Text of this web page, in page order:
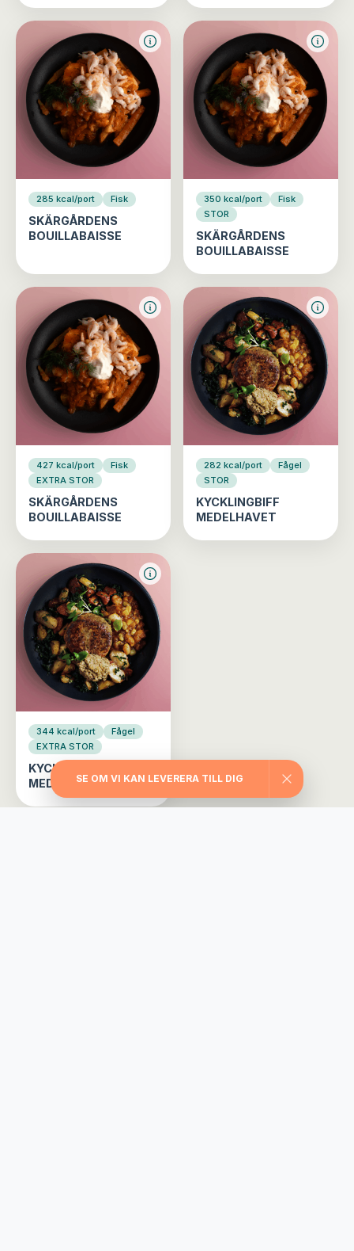
285 kcal/port Fisk
SKÄRGÅRDENS
BOUILLABAISSE
350 kcal/port
Fisk
STOR
SKÄRGÅRDENS
BOUILLABAISSE
427 kcal/port
Fisk
EXTRA STOR
SKÄRGÅRDENS
BOUILLABAISSE
282 kcal/port
Fågel
STOR
KYCKLINGBIFF
MEDELHAVET
344 kcal/port
Fågel
EXTRA STOR
KYCKLINGBIFF
MEDELHAVETSE OM VI KAN LEVERERA TILL DIG